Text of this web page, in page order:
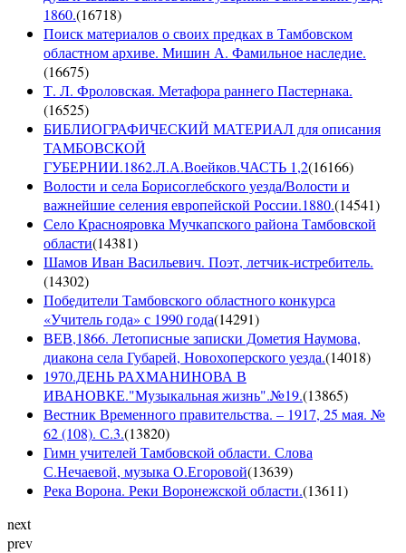
1860.(16718)
Поиск материалов о своих предках в Тамбовском
областном архиве. Мишин А. Фамильное наследие.
(16675)
Т. Л. Фроловская. Метафора раннего Пастернака.
(16525)
БИБЛИОГРАФИЧЕСКИЙ МАТЕРИАЛ для описания
ТАМБОВСКОЙ
ГУБЕРНИИ.1862.Л.А.Воейков.ЧАСТЬ 1,2(16166)
Волости и села Борисоглебского уезда/Волости и
важнейшие селения европейской России.1880.(14541)
Село Краснояровка Мучкапского района Тамбовской
области(14381)
Шамов Иван Васильевич. Поэт, летчик-истребитель.
(14302)
Победители Тамбовского областного конкурса
«Учитель года» с 1990 года(14291)
ВЕВ,1866. Летописные записки Дометия Наумова,
диакона села Губарей, Новохоперского уезда.(14018)
1970.ДЕНЬ РАХМАНИНОВА В
ИВАНОВКЕ."Музыкальная жизнь".№19.(13865)
Вестник Временного правительства. – 1917, 25 мая. №
62 (108). С.3.(13820)
Гимн учителей Тамбовской области. Слова
С.Нечаевой, музыка О.Егоровой(13639)
Река Ворона. Реки Воронежской области.(13611)
next
prev